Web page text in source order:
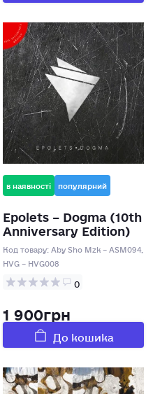
в наявності популярний
Epolets – Dogma (10th
Anniversary Edition)
Код товару:Aby Sho Mzk – ASM094,
HVG – HVG008
0
1 900грн
До кошика